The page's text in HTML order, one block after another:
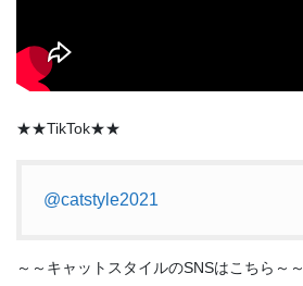
★★TikTok★★
@catstyle2021
～～キャットスタイルのSNSはこちら～～